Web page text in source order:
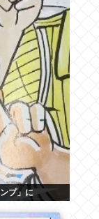
プ」に